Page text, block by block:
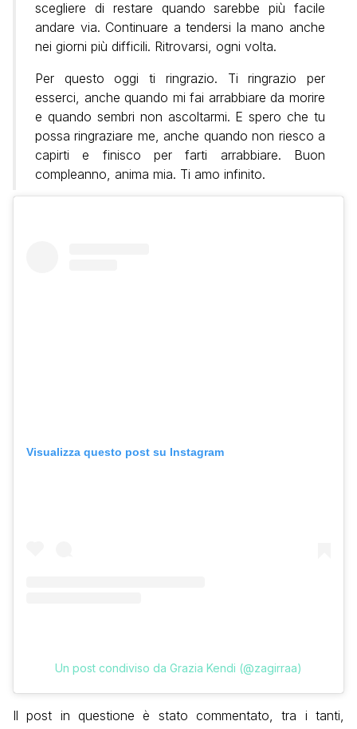
scegliere di restare quando sarebbe più facile
andare via. Continuare a tendersi la mano anche
nei giorni più difficili. Ritrovarsi, ogni volta.
Per questo oggi ti ringrazio. Ti ringrazio per
esserci, anche quando mi fai arrabbiare da morire
e quando sembri non ascoltarmi. E spero che tu
possa ringraziare me, anche quando non riesco a
capirti e finisco per farti arrabbiare. Buon
compleanno, anima mia. Ti amo infinito.
Visualizza questo post su Instagram
Un post condiviso da Grazia Kendi (@zagirraa)
Il post in questione è stato commentato, tra i tanti,